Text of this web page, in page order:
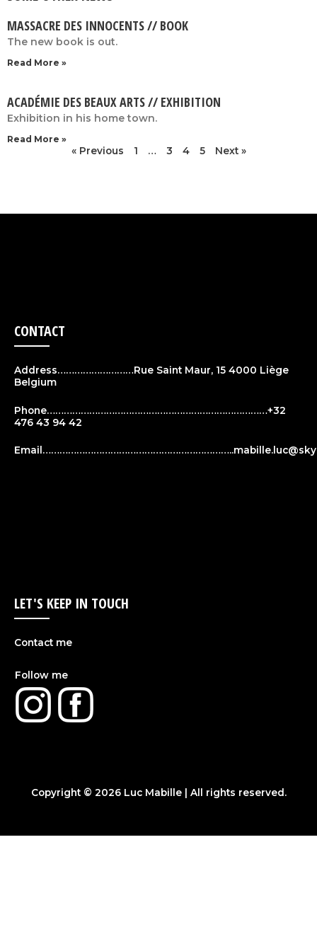
MASSACRE DES INNOCENTS // BOOK
The new book is out.
Read More »
ACADÉMIE DES BEAUX ARTS // EXHIBITION
Exhibition in his home town.
Read More »
« Previous 1 … 3 4 5 Next »
CONTACT
Address………………………Rue Saint Maur, 15 4000 Liège
Belgium
Phone……………………………………………………………………+32
476 43 94 42
Email…………………………………………………………..
LET'S KEEP IN TOUCH
Contact me
Follow me
Copyright © 2026 Luc Mabille| All rights reserved.